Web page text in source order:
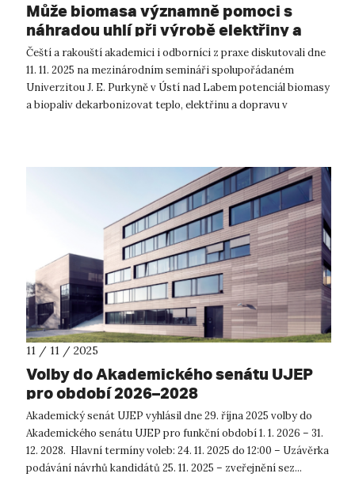
Může biomasa významně pomoci s
náhradou uhlí při výrobě elektřiny a
tepla v roce 2030?
Čeští a rakouští akademici i odborníci z praxe diskutovali dne
11. 11. 2025 na mezinárodním semináři spolupořádaném
Univerzitou J. E. Purkyně v Ústí nad Labem potenciál biomasy
a biopaliv dekarbonizovat teplo, elektřinu a dopravu v
11 / 11 / 2025
Volby do Akademického senátu UJEP
pro období 2026–2028
Akademický senát UJEP vyhlásil dne 29. října 2025 volby do
Akademického senátu UJEP pro funkční období 1. 1. 2026 – 31.
12. 2028. Hlavní termíny voleb: 24. 11. 2025 do 12:00 – Uzávěrka
podávání návrhů kandidátů 25. 11. 2025 – zveřejnění sez...